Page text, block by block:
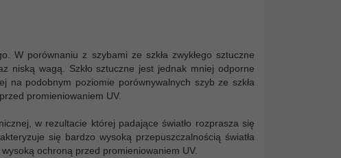
W porównaniu z szybami ze szkła zwykłego sztuczne
niską wagą. Szkło sztuczne jest jednak mniej odporne
na podobnym poziomie porównywalnych szyb ze szkła
promieniowaniem UV.
w rezultacie której padające światło rozprasza się
się bardzo wysoką przepuszczalnością światła
ochroną przed promieniowaniem UV.